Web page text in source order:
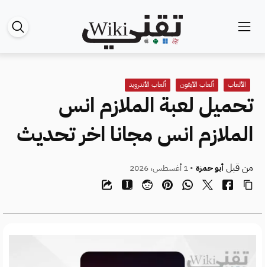
الألعاب ألعاب الآيفون ألعاب الأندرويد
تحميل لعبة الملازم انس
الملازم انس مجانا اخر تحديث
من قبلأبو حمزة • 1 أغسطس، 2026